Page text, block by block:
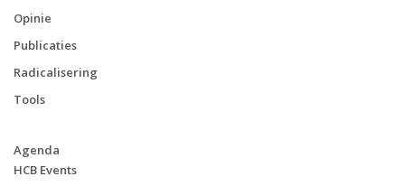
Opinie
Publicaties
Radicalisering
Tools
Agenda
HCB Events